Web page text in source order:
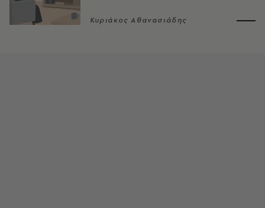
Κυριάκος Αθανασιάδης